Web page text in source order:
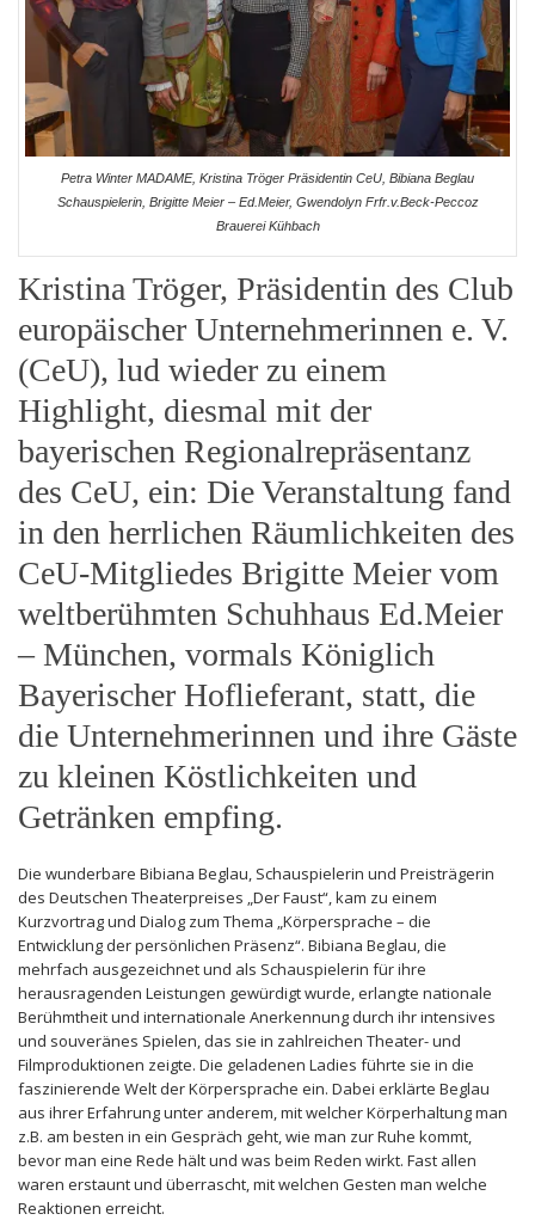
Petra Winter MADAME, Kristina Tröger Präsidentin CeU, Bibiana Beglau
Schauspielerin, Brigitte Meier – Ed.Meier, Gwendolyn Frfr.v.Beck-Peccoz
Brauerei Kühbach
Kristina Tröger, Präsidentin des Club
europäischer Unternehmerinnen e. V.
(CeU), lud wieder zu einem
Highlight, diesmal mit der
bayerischen Regionalrepräsentanz
des CeU, ein: Die Veranstaltung fand
in den herrlichen Räumlichkeiten des
CeU-Mitgliedes Brigitte Meier vom
weltberühmten Schuhhaus Ed.Meier
– München, vormals Königlich
Bayerischer Hoflieferant, statt, die
die Unternehmerinnen und ihre Gäste
zu kleinen Köstlichkeiten und
Getränken empfing.
Die wunderbare Bibiana Beglau, Schauspielerin und Preisträgerin
des Deutschen Theaterpreises „Der Faust“, kam zu einem
Kurzvortrag und Dialog zum Thema „Körpersprache – die
Entwicklung der persönlichen Präsenz“. Bibiana Beglau, die
mehrfach ausgezeichnet und als Schauspielerin für ihre
herausragenden Leistungen gewürdigt wurde, erlangte nationale
Berühmtheit und internationale Anerkennung durch ihr intensives
und souveränes Spielen, das sie in zahlreichen Theater- und
Filmproduktionen zeigte. Die geladenen Ladies führte sie in die
faszinierende Welt der Körpersprache ein. Dabei erklärte Beglau
aus ihrer Erfahrung unter anderem, mit welcher Körperhaltung man
z.B. am besten in ein Gespräch geht, wie man zur Ruhe kommt,
bevor man eine Rede hält und was beim Reden wirkt. Fast allen
waren erstaunt und überrascht, mit welchen Gesten man welche
Reaktionen erreicht.